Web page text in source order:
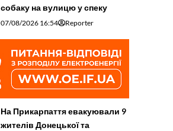
собаку на вулицю у спеку
07/08/2026 16:54 Reporter
На Прикарпаття евакуювали 9
жителів Донецької та